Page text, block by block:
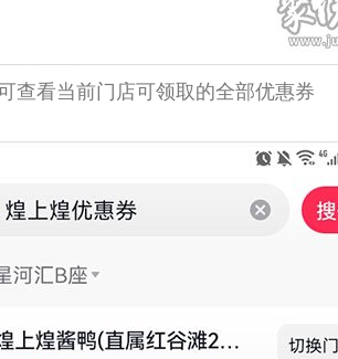
查看当前门店可领取的全部优惠券